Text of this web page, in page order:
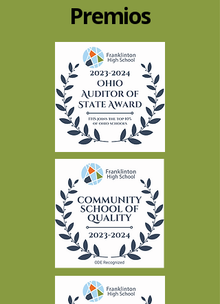
Premios